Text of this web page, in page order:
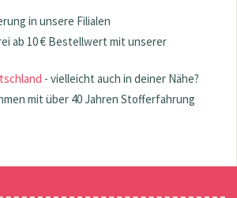
in unsere Filialen
ab 10 € Bestellwert mit unserer
- vielleicht auch in deiner Nähe?
mit über 40 Jahren Stofferfahrung